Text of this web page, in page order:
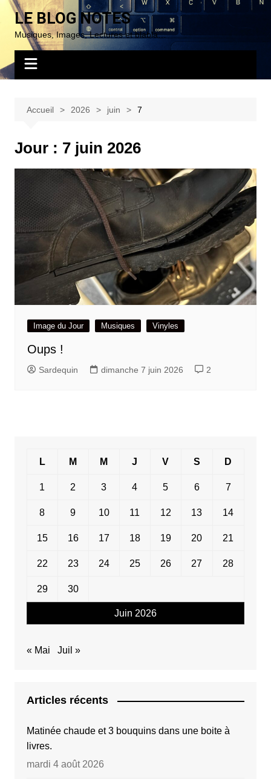
Aller
contenu
LE BLOG NOTES
Musiques, Images, Lectures et blabla…
Accueil 2026 juin 7
Jour : 7 juin 2026
Image du Jour Musiques Vinyles
Oups !
Sardequin dimanche 7 juin 2026 2
Juin 2026
L M M J V S D
1 2 3 4 5 6 7
8 9 10 11 12 13 14
15 16 17 18 19 20 21
22 23 24 25 26 27 28
29 30
« Mai Juil »
Articles récents
Matinée chaude et 3 bouquins dans une boite à
livres.
mardi 4 août 2026